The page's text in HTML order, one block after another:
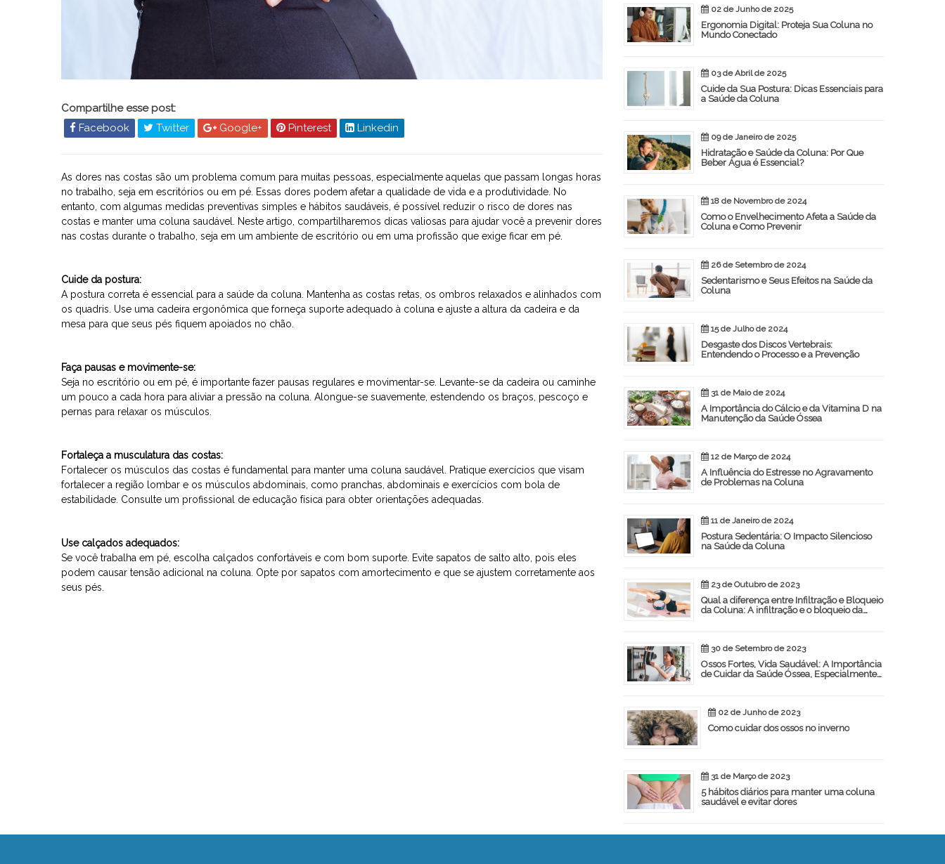
Compartilhe esse post:
Facebook
Twitter Google+ Pinterest Linkedin
As dores nas costas são um problema comum para muitas pessoas, especialmente aquelas que passam longas horas
no trabalho, seja em escritórios ou em pé. Essas dores podem afetar a qualidade de vida e a produtividade. No
entanto, com algumas medidas preventivas simples e hábitos saudáveis, é possível reduzir o risco de dores nas
costas e manter uma coluna saudável. Neste artigo, compartilharemos dicas valiosas para ajudar você a prevenir dores
nas costas durante o trabalho, seja em um ambiente de escritório ou em uma profissão que exige ficar em pé.
Cuide da postura:
A postura correta é essencial para a saúde da coluna. Mantenha as costas retas, os ombros relaxados e alinhados com
os quadris. Use uma cadeira ergonômica que forneça suporte adequado à coluna e ajuste a altura da cadeira e da
mesa para que seus pés fiquem apoiados no chão.
Faça pausas e movimente-se:
Seja no escritório ou em pé, é importante fazer pausas regulares e movimentar-se. Levante-se da cadeira ou caminhe
um pouco a cada hora para aliviar a pressão na coluna. Alongue-se suavemente, estendendo os braços, pescoço e
pernas para relaxar os músculos.
Fortaleça a musculatura das costas:
Fortalecer os músculos das costas é fundamental para manter uma coluna saudável. Pratique exercícios que visam
fortalecer a região lombar e os músculos abdominais, como pranchas, abdominais e exercícios com bola de
estabilidade. Consulte um profissional de educação física para obter orientações adequadas.
Use calçados adequados:
Se você trabalha em pé, escolha calçados confortáveis e com bom suporte. Evite sapatos de salto alto, pois eles
podem causar tensão adicional na coluna. Opte por sapatos com amortecimento e que se ajustem corretamente aos
seus pés.
02 de Junho de 2025
Ergonomia Digital: Proteja Sua Coluna no
Mundo Conectado
03 de Abril de 2025
Cuide da Sua Postura: Dicas Essenciais para
a Saúde da Coluna
09 de Janeiro de 2025
Hidratação e Saúde da Coluna: Por Que
Beber Água é Essencial?
18 de Novembro de 2024
Como o Envelhecimento Afeta a Saúde da
Coluna e Como Prevenir
26 de Setembro de 2024
Sedentarismo e Seus Efeitos na Saúde da
Coluna
15 de Julho de 2024
Desgaste dos Discos Vertebrais:
Entendendo o Processo e a Prevenção
31 de Maio de 2024
A Importância do Cálcio e da Vitamina D na
Manutenção da Saúde Óssea
12 de Março de 2024
A Influência do Estresse no Agravamento
de Problemas na Coluna
11 de Janeiro de 2024
Postura Sedentária: O Impacto Silencioso
na Saúde da Coluna
23 de Outubro de 2023
Qual a diferença entre Infiltração e Bloqueio
da Coluna: A infiltração e o bloqueio da
30 de Setembro de 2023
Ossos Fortes, Vida Saudável: A Importância
de Cuidar da Saúde Óssea, Especialmente
02 de Junho de 2023
Como cuidar dos ossos no inverno
31 de Março de 2023
5 hábitos diários para manter uma coluna
saudável e evitar dores